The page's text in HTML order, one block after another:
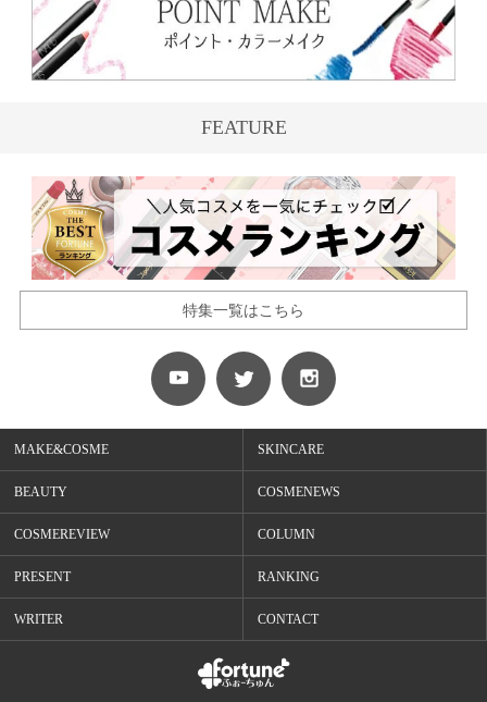
FEATURE
特集一覧はこちら
MAKE&COSME SKINCARE
BEAUTY COSMENEWS
COSMEREVIEW COLUMN
PRESENT RANKING
WRITER CONTACT